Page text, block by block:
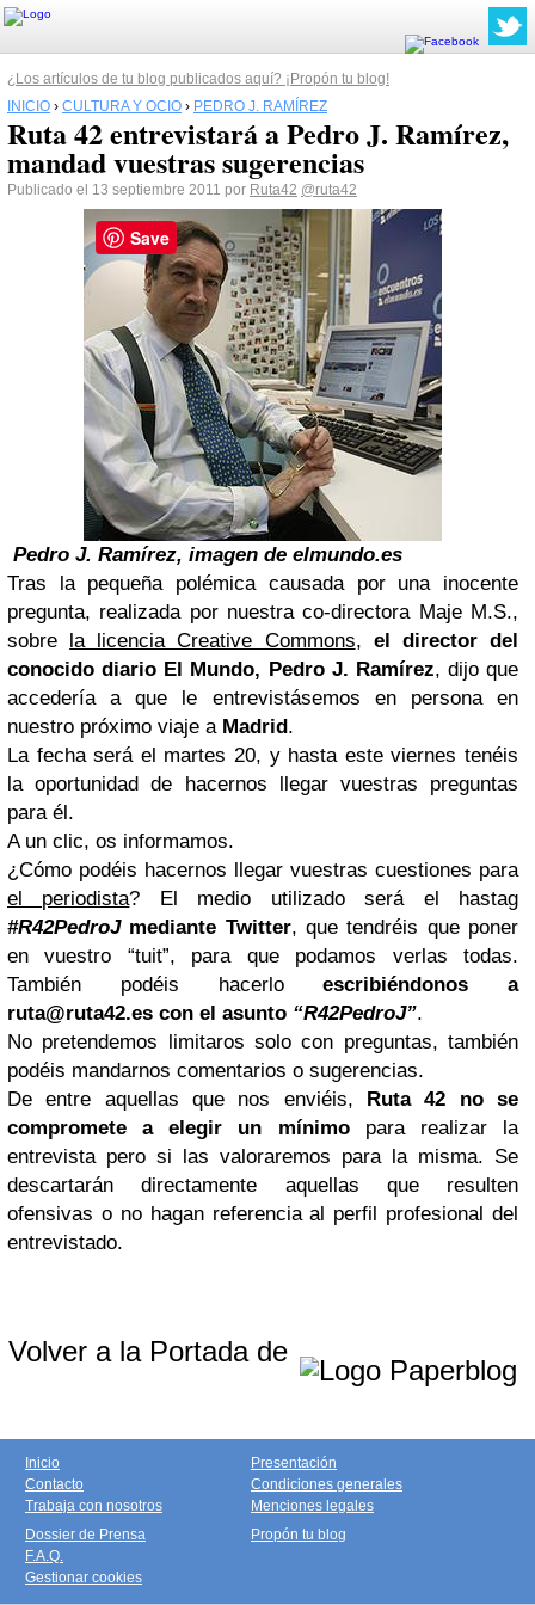
¿Los artículos de tu blog publicados aquí? ¡Propón tu blog!
INICIO › CULTURA Y OCIO › PEDRO J. RAMÍREZ
Ruta 42 entrevistará a Pedro J. Ramírez,
mandad vuestras sugerencias
Publicado el 13 septiembre 2011 por Ruta42 @ruta42
Pedro J. Ramírez, imagen de elmundo.es
Tras la pequeña polémica causada por una inocente
pregunta, realizada por nuestra co-directora Maje M.S.,
sobre la licencia Creative Commons, el director del
conocido diario El Mundo, Pedro J. Ramírez, dijo que
accedería a que le entrevistásemos en persona en
nuestro próximo viaje a Madrid.
La fecha será el martes 20, y hasta este viernes tenéis
la oportunidad de hacernos llegar vuestras preguntas
para él.
A un clic, os informamos.
¿Cómo podéis hacernos llegar vuestras cuestiones para
el periodista? El medio utilizado será el hastag
#R42PedroJ mediante Twitter, que tendréis que poner
en vuestro “tuit”, para que podamos verlas todas.
También podéis hacerloescribiéndonos a
ruta@ruta42.es con el asunto “R42PedroJ”.
No pretendemos limitaros solo con preguntas, también
podéis mandarnos comentarios o sugerencias.
De entre aquellas que nos enviéis, Ruta 42 no se
compromete a elegir un mínimopara realizar la
entrevista pero si las valoraremos para la misma. Se
descartarán directamente aquellas que resulten
ofensivas o no hagan referencia al perfil profesional del
entrevistado.
Volver a la Portada de
Inicio
Contacto
Trabaja con nosotros
Presentación
Condiciones generales
Menciones legales
Dossier de Prensa
F.A.Q.
Gestionar cookies
Propón tu blog
Save